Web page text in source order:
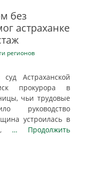
без
астраханке
регионов
Астраханской
прокурора в
чьи трудовые
руководство
устроилась в
… Продолжить